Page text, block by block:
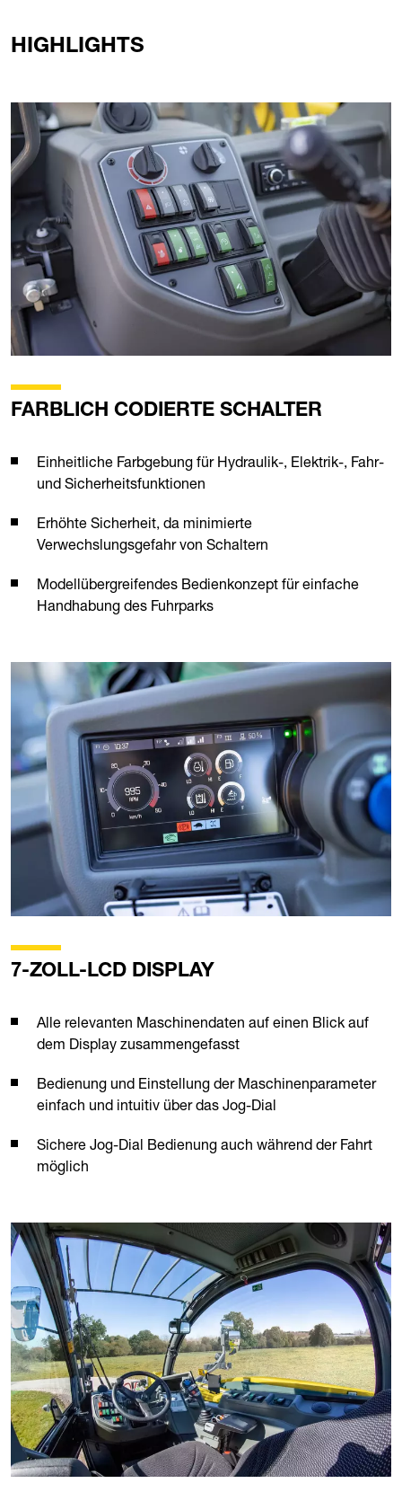
HIGHLIGHTS
FARBLICH CODIERTE SCHALTER
Einheitliche Farbgebung für Hydraulik-, Elektrik-, Fahr-
und Sicherheitsfunktionen
Erhöhte Sicherheit, da minimierte
Verwechslungsgefahr von Schaltern
Modellübergreifendes Bedienkonzept für einfache
Handhabung des Fuhrparks
7-ZOLL-LCD DISPLAY
Alle relevanten Maschinendaten auf einen Blick auf
dem Display zusammengefasst
Bedienung und Einstellung der Maschinenparameter
einfach und intuitiv über das Jog-Dial
Sichere Jog-Dial Bedienung auch während der Fahrt
möglich